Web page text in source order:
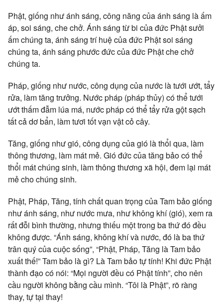
Phật, giống như ánh sáng, công năng của ánh sáng là ấm
áp, soi sáng, che chở. Ánh sáng từ bi của đức Phật sưởi
ấm chúng ta, ánh sáng trí huệ của đức Phật soi sáng
chúng ta, ánh sáng phước đức của đức Phật che chở
chúng ta.
Pháp, giống như nước, công dụng của nước là tưới ướt, tẩy
rửa, làm tăng trưởng. Nước pháp (pháp thủy) có thể tưới
ướt thấm đẫm lúa má, nước pháp có thể tẩy rửa gột sạch
tất cả dơ bẩn, làm tươi tốt vạn vật cỏ cây.
Tăng, giống như gió, công dụng của gió là thổi qua, làm
thông thương, làm mát mẻ. Gió đức của tăng bảo có thể
thổi mát chúng sinh, làm thông thương xã hội, đem lại mát
mẻ cho chúng sinh.
Phật, Pháp, Tăng, tính chất quan trọng của Tam bảo giống
như ánh sáng, như nước mưa, như không khí (gió), xem ra
rất đỗi bình thường, nhưng thiếu một trong ba thứ đó đều
không được. “Ánh sáng, không khí và nước, đó là ba thứ
trân quý của cuộc sống”, “Phật, Pháp, Tăng là Tam bảo
xuất thế!” Tam bảo là gì? Là Tam bảo tự tính! Khi đức Phật
thành đạo có nói: “Mọi người đều có Phật tính”, cho nên
cầu người không bằng cầu mình. “Tôi là Phật”, rõ ràng
thay, tự tại thay!